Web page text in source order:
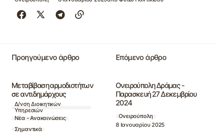
Προηγούμενο άρθρο
Μεταβίβαση αρμοδιοτήτων
σε αντιδημάρχους
Δ/νση Διοικητικών
Υπηρεσιών
Νέα - Ανακοινώσεις
Σημαντικά
Επόμενο άρθρο
Ονειρούπολη Δράμας -
Παρασκευή 27 Δεκεμβρίου
2024
Ονειρούπολη
8 Ιανουαρίου 2025